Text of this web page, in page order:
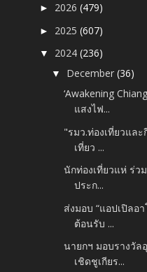
► 2026(479)
► 2025(607)
▼ 2024(236)
▼ December(36)
‘Awakening
แสงไฟ...
"รมว.ท่องเที่ยวแล
เที่ยว ...
นักท่องเที่ยวแห่ ร่ว
ประก...
ส่งมอบ “แอปเปิลอ
ต้อนรับ ...
นายกฯ มอบรางวัล
เชิดชูเกียร...